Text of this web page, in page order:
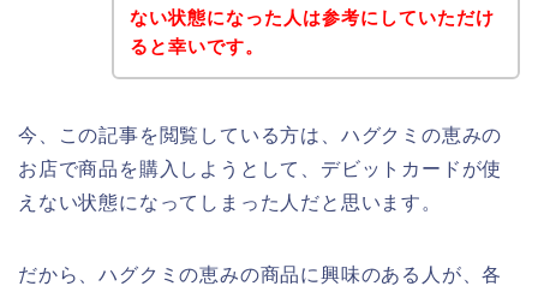
ない状態になった人は参考にしていただけ
ると幸いです。
今、この記事を閲覧している方は、ハグクミの恵みの
お店で商品を購入しようとして、デビットカードが使
えない状態になってしまった人だと思います。
だから、ハグクミの恵みの商品に興味のある人が、各